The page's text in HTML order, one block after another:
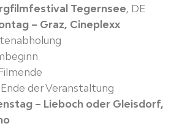
Tegernsee, DE
– Graz, Cineplexx
Ende der Veranstaltung
– Lieboch oder Gleisdorf,